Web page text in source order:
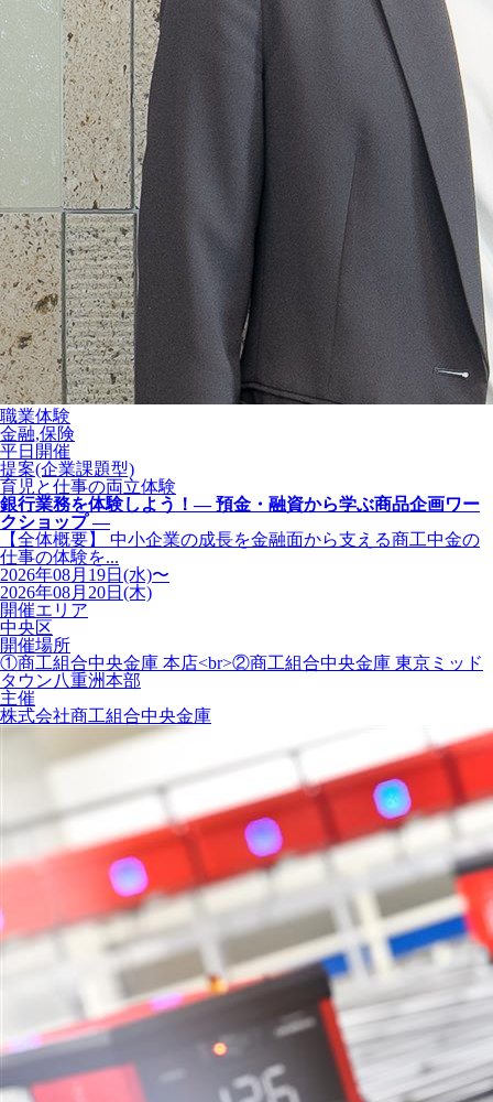
職業体験
金融,保険
平日開催
提案(企業課題型)
育児と仕事の両立体験
銀行業務を体験しよう！― 預金・融資から学ぶ商品企画ワー
クショップ ―
【全体概要】 中小企業の成長を金融面から支える商工中金の
仕事の体験を...
2026年08月19日(水)〜
2026年08月20日(木)
開催エリア
中央区
開催場所
①商工組合中央金庫 本店<br>②商工組合中央金庫 東京ミッド
タウン八重洲本部
主催
株式会社商工組合中央金庫